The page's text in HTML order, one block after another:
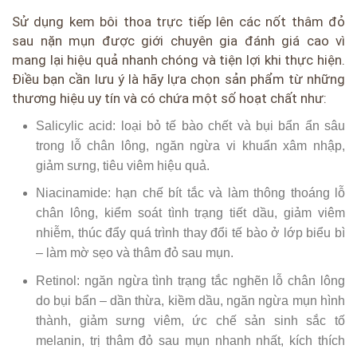
Sử dụng kem bôi thoa trực tiếp lên các nốt thâm đỏ
sau nặn mụn được giới chuyên gia đánh giá cao vì
mang lại hiệu quả nhanh chóng và tiện lợi khi thực hiện.
Điều bạn cần lưu ý là hãy lựa chọn sản phẩm từ những
thương hiệu uy tín và có chứa một số hoạt chất như:
Salicylic acid: loại bỏ tế bào chết và bụi bẩn ẩn sâu
trong lỗ chân lông, ngăn ngừa vi khuẩn xâm nhập,
giảm sưng, tiêu viêm hiệu quả.
Niacinamide: hạn chế bít tắc và làm thông thoáng lỗ
chân lông, kiểm soát tình trạng tiết dầu, giảm viêm
nhiễm, thúc đẩy quá trình thay đổi tế bào ở lớp biểu bì
– làm mờ sẹo và thâm đỏ sau mụn.
Retinol: ngăn ngừa tình trạng tắc nghẽn lỗ chân lông
do bụi bẩn – dần thừa, kiềm dầu, ngăn ngừa mụn hình
thành, giảm sưng viêm, ức chế sản sinh sắc tố
melanin, trị thâm đỏ sau mụn nhanh nhất, kích thích